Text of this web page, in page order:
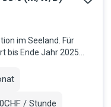
im Seeland. Für
bis Ende Jahr 2025
0CHF / Stunde